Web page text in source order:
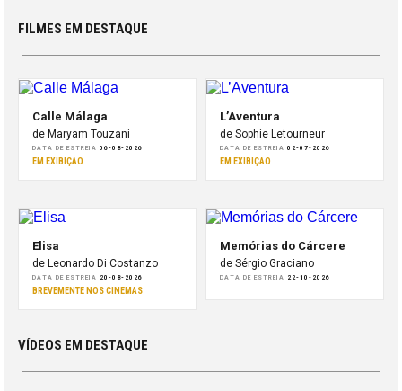
FILMES EM DESTAQUE
Calle Málaga
de Maryam Touzani
DATA DE ESTREIA 06-08-2026
EM EXIBIÇÃO
L’Aventura
de Sophie Letourneur
DATA DE ESTREIA 02-07-2026
EM EXIBIÇÃO
Elisa
de Leonardo Di Costanzo
DATA DE ESTREIA 20-08-2026
BREVEMENTE NOS CINEMAS
Memórias do Cárcere
de Sérgio Graciano
DATA DE ESTREIA 22-10-2026
VÍDEOS EM DESTAQUE